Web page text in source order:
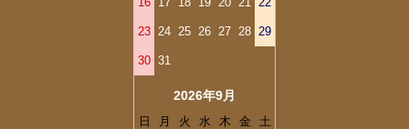
23 24 25 26 27 28 29
30 31
2026年9月
日 月 火 水 木 金
土